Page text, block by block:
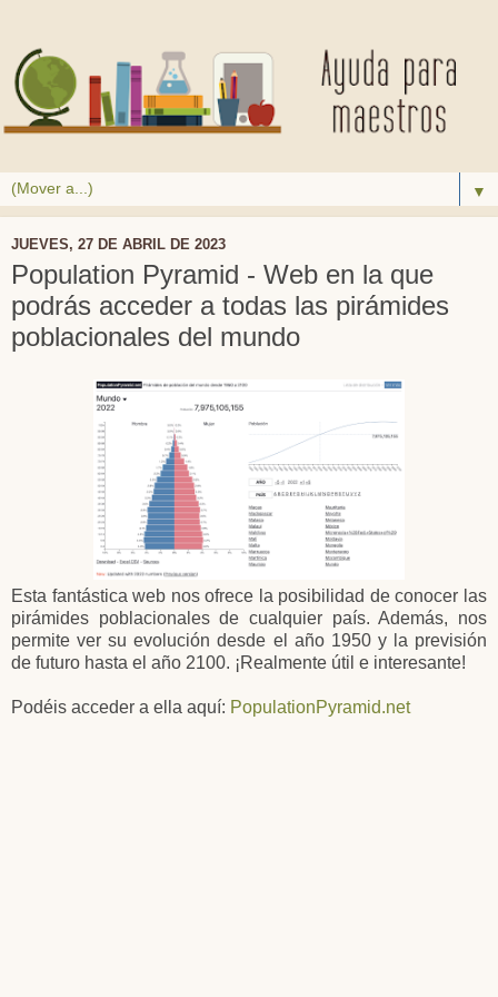
▼
JUEVES, 27 DE ABRIL DE 2023
Population Pyramid - Web en la que
podrás acceder a todas las pirámides
poblacionales del mundo
Esta fantástica web nos ofrece la posibilidad de conocer las
pirámides poblacionales de cualquier país. Además, nos
permite ver su evolución desde el año 1950 y la previsión
de futuro hasta el año 2100. ¡Realmente útil e interesante!
Podéis acceder a ella aquí: PopulationPyramid.net